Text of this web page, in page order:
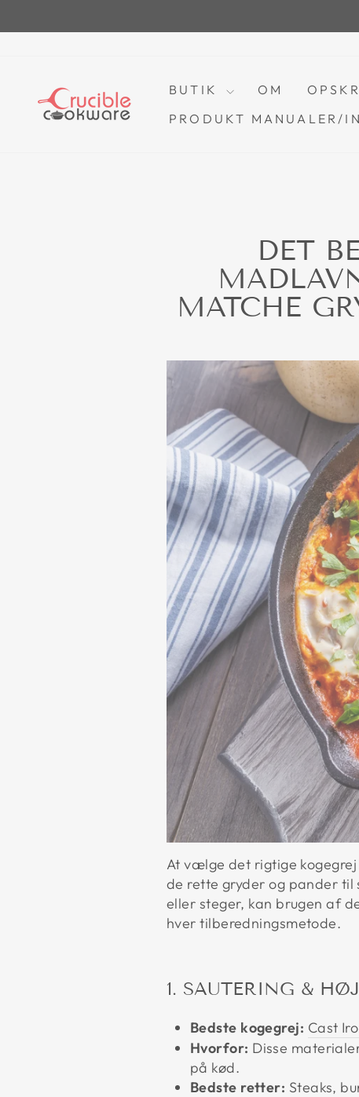
til
BUTIK OM
PRODUKT MANUALER/
DET
MATCHE
At vælge det rigtige
de rette gryder og pander til
eller steger, kan brugen af
hver tilberedningsmetode.
1. SAUTERING &
Bedste kogegrej: Cast
Hvorfor: Disse
på kød.
Bedste retter: Steaks,